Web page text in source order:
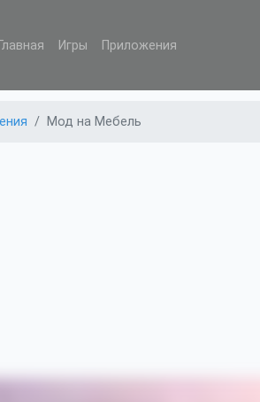
Главная Игры Приложения
Мод на Мебель